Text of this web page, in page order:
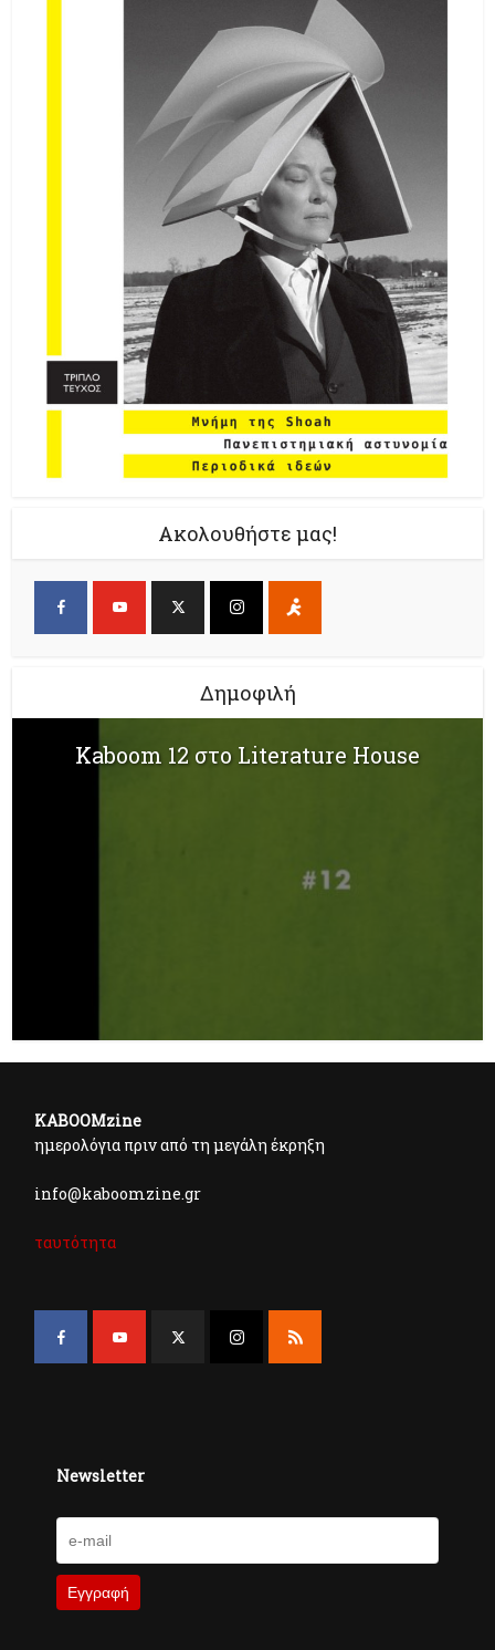
Ακολουθήστε μας!
Δημοφιλή
Kaboom 12 στο Literature House
KABOOMzine
ημερολόγια πριν από τη μεγάλη έκρηξη
info@kaboomzine.gr
ταυτότητα
Newsletter